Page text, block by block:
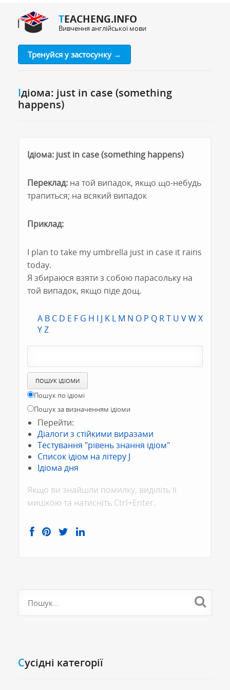
TEACHENG.INFO
Вивчення англійської мови
Тренуйся у застосунку →
Ідіома: just in case (something
happens)
Ідіома: just in case (something happens)
Переклад: на той випадок, якщо що-небудь
трапиться; на всякий випадок
Приклад:
I plan to take my umbrella just in case it rains
today.
Я збираюся взяти з собою парасольку на
той випадок, якщо піде дощ.
A B C D E F G H I J K L M N O P Q RT U VWX
YZ
Пошук по ідіомі
Пошук за визначенням ідіоми
Перейти:
Діалоги з стійкими виразами
Тестування "рівень знання ідіом"
Список ідіом на літеру J
Ідіома дня
Якщо ви знайшли помилку, видiлiть її
мишкою та натисніть Ctrl+Enter.
Cусідні категорії